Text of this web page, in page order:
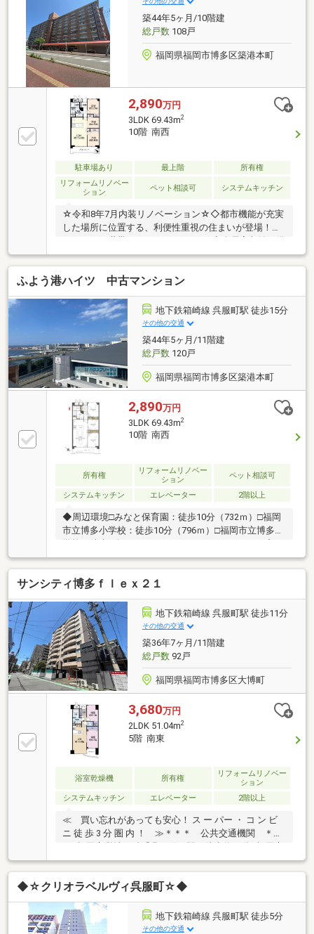
築44年5ヶ月/10階建
総戸数108戸
福岡県福岡市博多区築港本町
2,890万円
3LDK 69.43m2
10階 南西
駐車場あり 最上階
所有権
リフォームリノベー
ション
ペット相談可 システムキッチン
☆令和8年7月内装リノベーション☆◇都市機能が充実
した場所に位置する、利便性重視の住まいが登場！◇
えており、お部屋もスッキリ片付きます☆◇キッチ
ン・浴室・トイレなど水廻りを含めてフルリノベーシ
ョン。清潔感も快適性もアップ！◇「ちょっと聞いて
みたいな…」そんな段階でもOKです！◇ローンのこと
や気になる点は、どうぞお気軽にご相談ください☆令
和8年7月内装リノベーション【内訳：キッチン、浴
室、洗面化粧台、トイレ、建具、配管更新（専有部
分）、クロス貼替、床材張替、室内クリーニング等】
◆ペット相談可※飼育細則有
ふよう港ハイツ 中古マンション
地下鉄箱崎線 呉服町駅 徒歩15分
その他の交通
築44年5ヶ月/11階建
総戸数120戸
福岡県福岡市博多区築港本町
2,890万円
3LDK 69.43m2
10階 南西
所有権
リフォームリノベー
ション
ペット相談可
システムキッチン エレベーター 2階以上
◆周辺環境□みなと保育園：徒歩10分（732ｍ）□福岡
市立博多小学校：徒歩10分（796ｍ）□福岡市立博多中
ス下呉服町店：徒歩11分（808ｍ）お客様のご都合に
合わせて、『知りたい情報だけ』という短時間のご案
内も可能です。◆弊社独自サービス・FPに人生設計＆
資金計画を無料相談♪・オプション工事を住宅ローン
に組み込んで賢く買い物！※詳しくは「イベント情
報」をご覧下さい。☆弊社スタッフが福岡市内含め全
物件をご案内します☆
サンシティ博多ｆｌｅｘ２１
地下鉄箱崎線 呉服町駅 徒歩11分
その他の交通
築36年7ヶ月/11階建
総戸数92戸
福岡県福岡市博多区大博町
3,680万円
2LDK 51.04m2
5階 南東
浴室乾燥機 所有権
リフォームリノベー
ション
システムキッチン
エレベーター 2階以上
≪ 買い忘れがあっても安心！ ス ー パー ・ コ ン ビ
ニ 徒 歩 3 分 圏 内 ！ ≫＊＊＊ 公共交通機関 ＊＊
営地下鉄「中洲川端」駅 徒歩約16分＊＊＊ その他
充実した設備をご紹介 ＊＊＊●システムキッチン新
調●洗面化粧台新調●ユニットバス新調【1216サイズ】
●トイレ新調●給湯器新調●洗濯パン新調 等々…＊
＊＊ 周 辺 環 境 ＊＊＊◆マックスバリュエクスプ
レス下呉服町店 徒歩約1分◆ファミリ
◆☆クリオラベルヴィ呉服町☆◆
地下鉄箱崎線 呉服町駅 徒歩5分
その他の交通